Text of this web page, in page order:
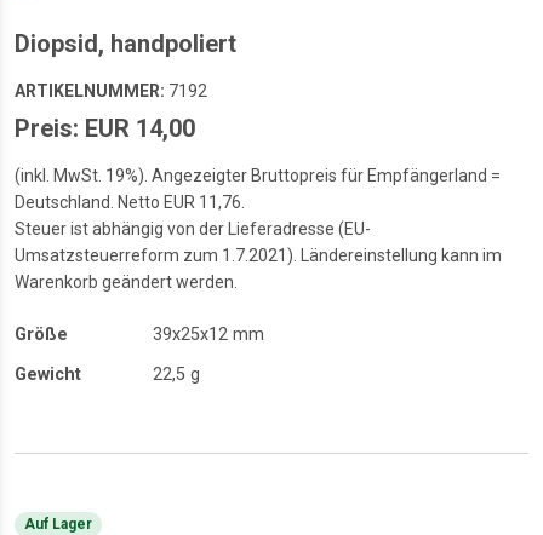
Diopsid, handpoliert
ARTIKELNUMMER: 7192
Preis: EUR 14,00
(inkl. MwSt. 19%). Angezeigter Bruttopreis für Empfängerland =
Deutschland. Netto EUR 11,76.
Steuer ist abhängig von der Lieferadresse (EU-
Umsatzsteuerreform zum 1.7.2021). Ländereinstellung kann im
Warenkorb geändert werden.
Größe
39x25x12 mm
Gewicht
22,5 g
Auf Lager